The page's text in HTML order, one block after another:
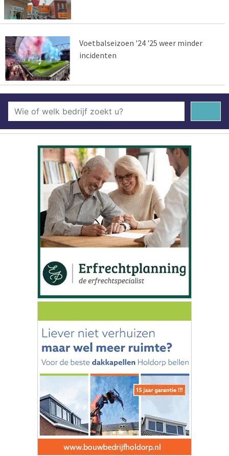
Voetbalseizoen '24 '25 weer minder
incidenten